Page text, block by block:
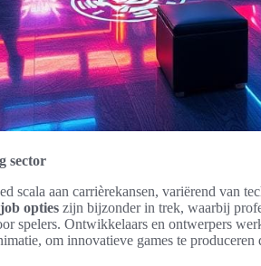
sector
scala aan carrièrekansen, variërend van
opties zijn bijzonder in trek, waarbij
spelers. Ontwikkelaars en ontwerpers
om innovatieve games te produceren